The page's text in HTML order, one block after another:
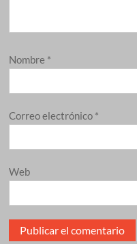
Nombre *
Correo electrónico *
Web